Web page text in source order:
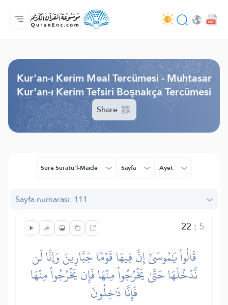
Anasayfa
Mealler Fihristi
Audio
Geliştirici Hizmetleri - API
Proje Hakkında
Biz bilen hab
Geçerli dil
Kur'an-ı Kerim Meal Tercümesi - Muhtasar
Kur'an-ı Kerim Tefsiri Boşnakça Tercümesi
Share
Sure Sûratu'l-Mâide Sayfa Ayet
Sayfa numarası: 111
22 : 5
قَالُواْ يَٰمُوسَىٰٓ إِنَّ فِيهَا قَوۡمٗا جَبَّارِينَ وَإِنَّا لَن
نَّدۡخُلَهَا حَتَّىٰ يَخۡرُجُواْ مِنۡهَا فَإِن يَخۡرُجُواْ مِنۡهَا
فَإِنَّا دَٰخِلُونَ